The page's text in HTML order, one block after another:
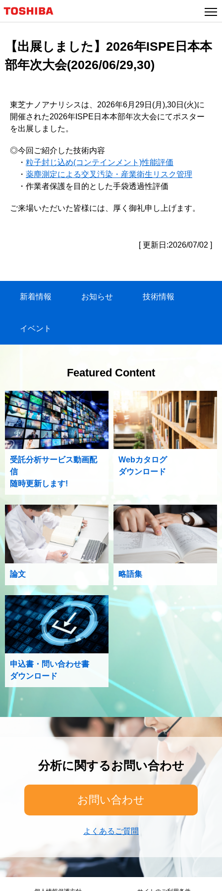
【出展しました】2026年ISPE日本本
部年次大会(2026/06/29,30)
東芝ナノアナリシスは、2026年6月29日(月),30日(火)に
開催された2026年ISPE日本本部年次大会にてポスター
を出展しました。
◎今回ご紹介した技術内容
・ 粒子封じ込め(コンテインメント)性能評価
・ 薬塵測定による交叉汚染・産業衛生リスク管理
・作業者保護を目的とした手袋透過性評価
ご来場いただいた皆様には、厚く御礼申し上げます。
[ 更新日:2026/07/02 ]
新着情報 お知らせ 技術情報
イベント
Featured Content
受託分析サービス動画配
信
随時更新します!
Webカタログ
ダウンロード
論文 略語集
申込書・問い合わせ書
ダウンロード
分析に関するお問い合わせ
お問い合わせ
よくあるご質問